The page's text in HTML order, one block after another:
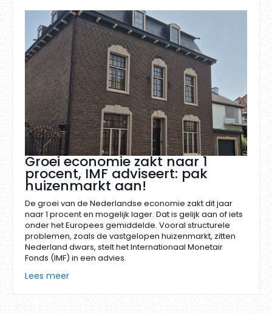
Groei economie zakt naar 1
procent, IMF adviseert: pak
huizenmarkt aan!
De groei van de Nederlandse economie zakt dit jaar
naar 1 procent en mogelijk lager. Dat is gelijk aan of iets
onder het Europees gemiddelde. Vooral structurele
problemen, zoals de vastgelopen huizenmarkt, zitten
Nederland dwars, stelt het Internationaal Monetair
Fonds (IMF) in een advies.
Lees meer